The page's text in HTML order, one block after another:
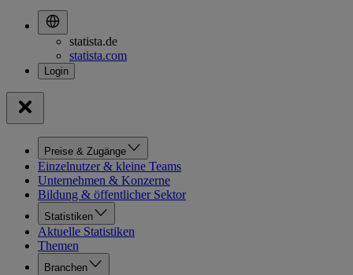
statista.de
statista.com
Preise & Zugänge
Einzelnutzer & kleine Teams
Unternehmen & Konzerne
Bildung & öffentlicher Sektor
Statistiken
Aktuelle Statistiken
Themen
Branchen